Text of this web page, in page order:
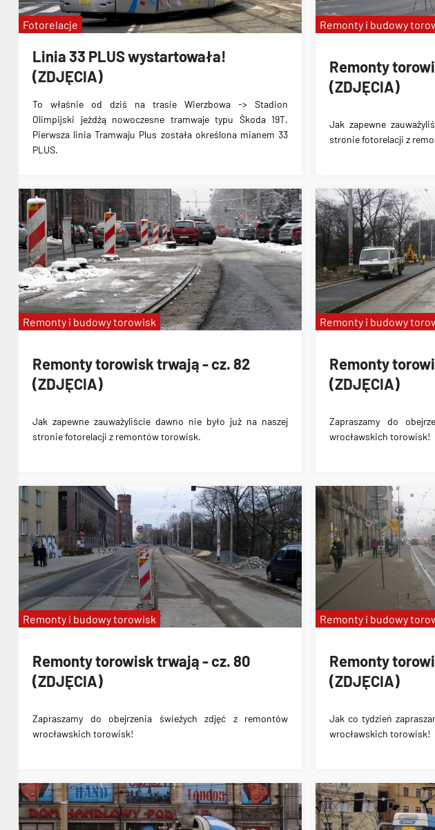
Linia 33 PLUS wystartowała!
(ZDJĘCIA)
To właśnie od dziś na trasie Wierzbowa -> Stadion
Olimpijski jeżdżą nowoczesne tramwaje typu Škoda 19T.
Pierwsza linia Tramwaju Plus została określona mianem 33
PLUS.
Fotorelacje
Remonty
(ZDJĘCIA)
Jak zapewne
stronie fotorelacji z
Remonty i budowy
Remonty torowisk trwają - cz. 82
(ZDJĘCIA)
Jak zapewne zauważyliście dawno nie było już na naszej
stronie fotorelacji z remontów torowisk.
Remonty i budowy torowisk
Remonty
(ZDJĘCIA)
Zapraszamy do
wrocławskich torowisk!
Remonty i budowy
Remonty torowisk trwają - cz. 80
(ZDJĘCIA)
Zapraszamy do obejrzenia świeżych zdjęć z remontów
wrocławskich torowisk!
Remonty i budowy torowisk
Remonty
(ZDJĘCIA)
Jak co tydzień
wrocławskich torowisk!
Remonty i budowy